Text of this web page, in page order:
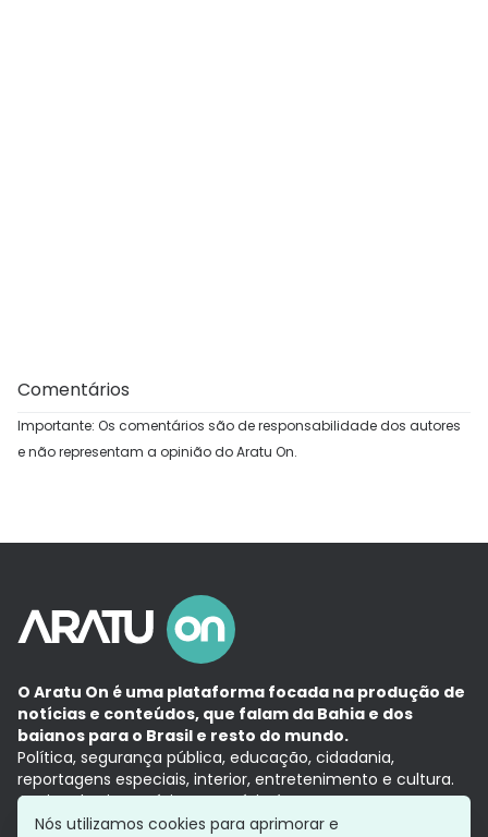
Comentários
Importante: Os comentários são de responsabilidade dos autores
e não representam a opinião do Aratu On.
O Aratu On é uma plataforma focada na produção de
notícias e conteúdos, que falam da Bahia e dos
baianos para o Brasil e resto do mundo.
Política, segurança pública, educação, cidadania,
reportagens especiais, interior, entretenimento e cultura.
Aqui, tudo vira notícia e a notícia é no tempo presente,
com a credibilidade do Grupo Aratu.
Nós utilizamos cookies para aprimorar e